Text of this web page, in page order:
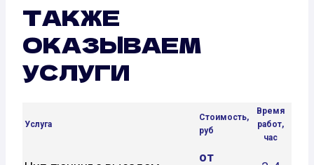
ТАКЖЕ
ОКАЗЫВАЕМ
УСЛУГИ
Услуга
Стоимость,
руб
Время
работ,
час
от